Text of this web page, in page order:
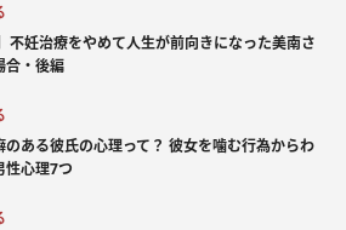
不妊治療をやめて人生が前向きになった美南さ
合・後編
のある彼氏の心理って？ 彼女を噛む行為からわ
性心理7つ